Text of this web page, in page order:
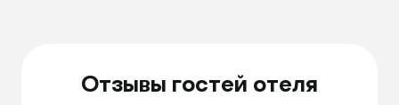
Отзывы гостей отеля